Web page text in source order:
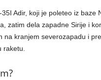
Adir, koji je poleteo iz baze
zatim dela zapadne Sirije i
na kranjem severozapadu i